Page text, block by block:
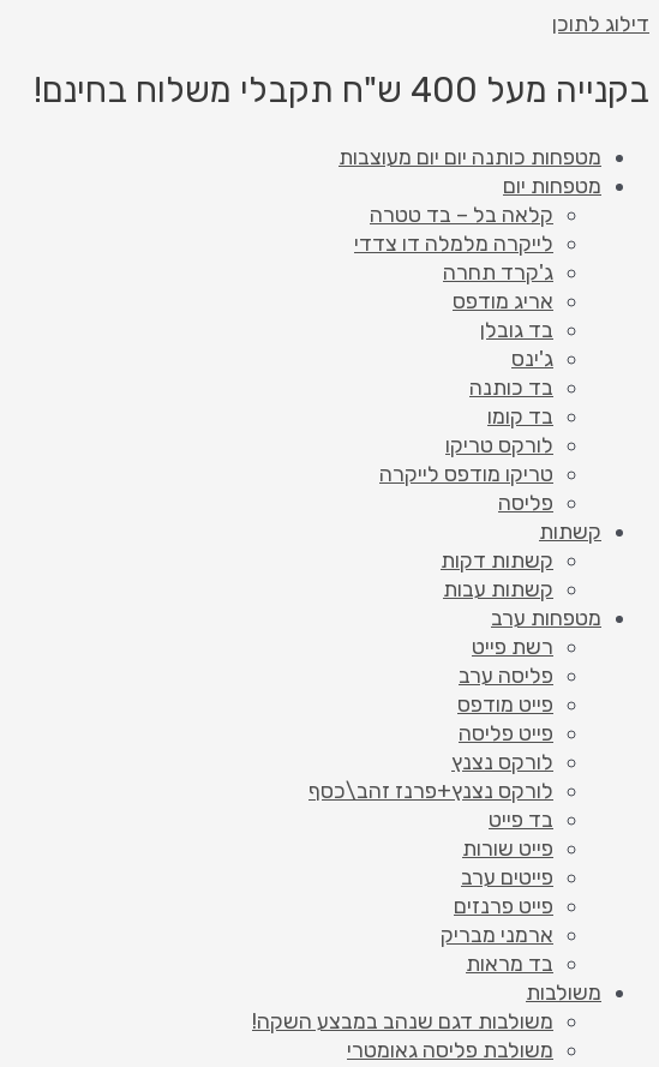
דילוג לתוכן
בקנייה מעל 400 ש"ח תקבלי משלוח בחינם!
מטפחות כותנה יום יום מעוצבות
מטפחות יום
קלאה בל – בד טטרה
לייקרה מלמלה דו צדדי
ג'קרד תחרה
אריג מודפס
בד גובלן
ג'ינס
בד כותנה
בד קומו
לורקס טריקו
טריקו מודפס לייקרה
פליסה
קשתות
קשתות דקות
קשתות עבות
מטפחות ערב
רשת פייט
פליסה ערב
פייט מודפס
פייט פליסה
לורקס נצנץ
לורקס נצנץ+פרנז זהב\כסף
בד פייט
פייט שורות
פייטים ערב
פייט פרנזים
ארמני מבריק
בד מראות
משולבות
משולבות דגם שנהב במבצע השקה!
משולבת פליסה גאומטרי